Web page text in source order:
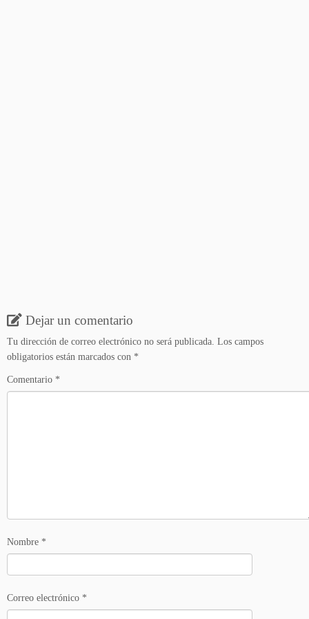
Dejar un comentario
Tu dirección de correo electrónico no será publicada. Los campos
obligatorios están marcados con *
Comentario *
Nombre *
Correo electrónico *